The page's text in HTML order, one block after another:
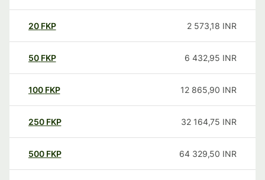
20 FKP 2 573,18 INR
50 FKP 6 432,95 INR
100 FKP 12 865,90 INR
250 FKP 32 164,75 INR
500 FKP 64 329,50 INR